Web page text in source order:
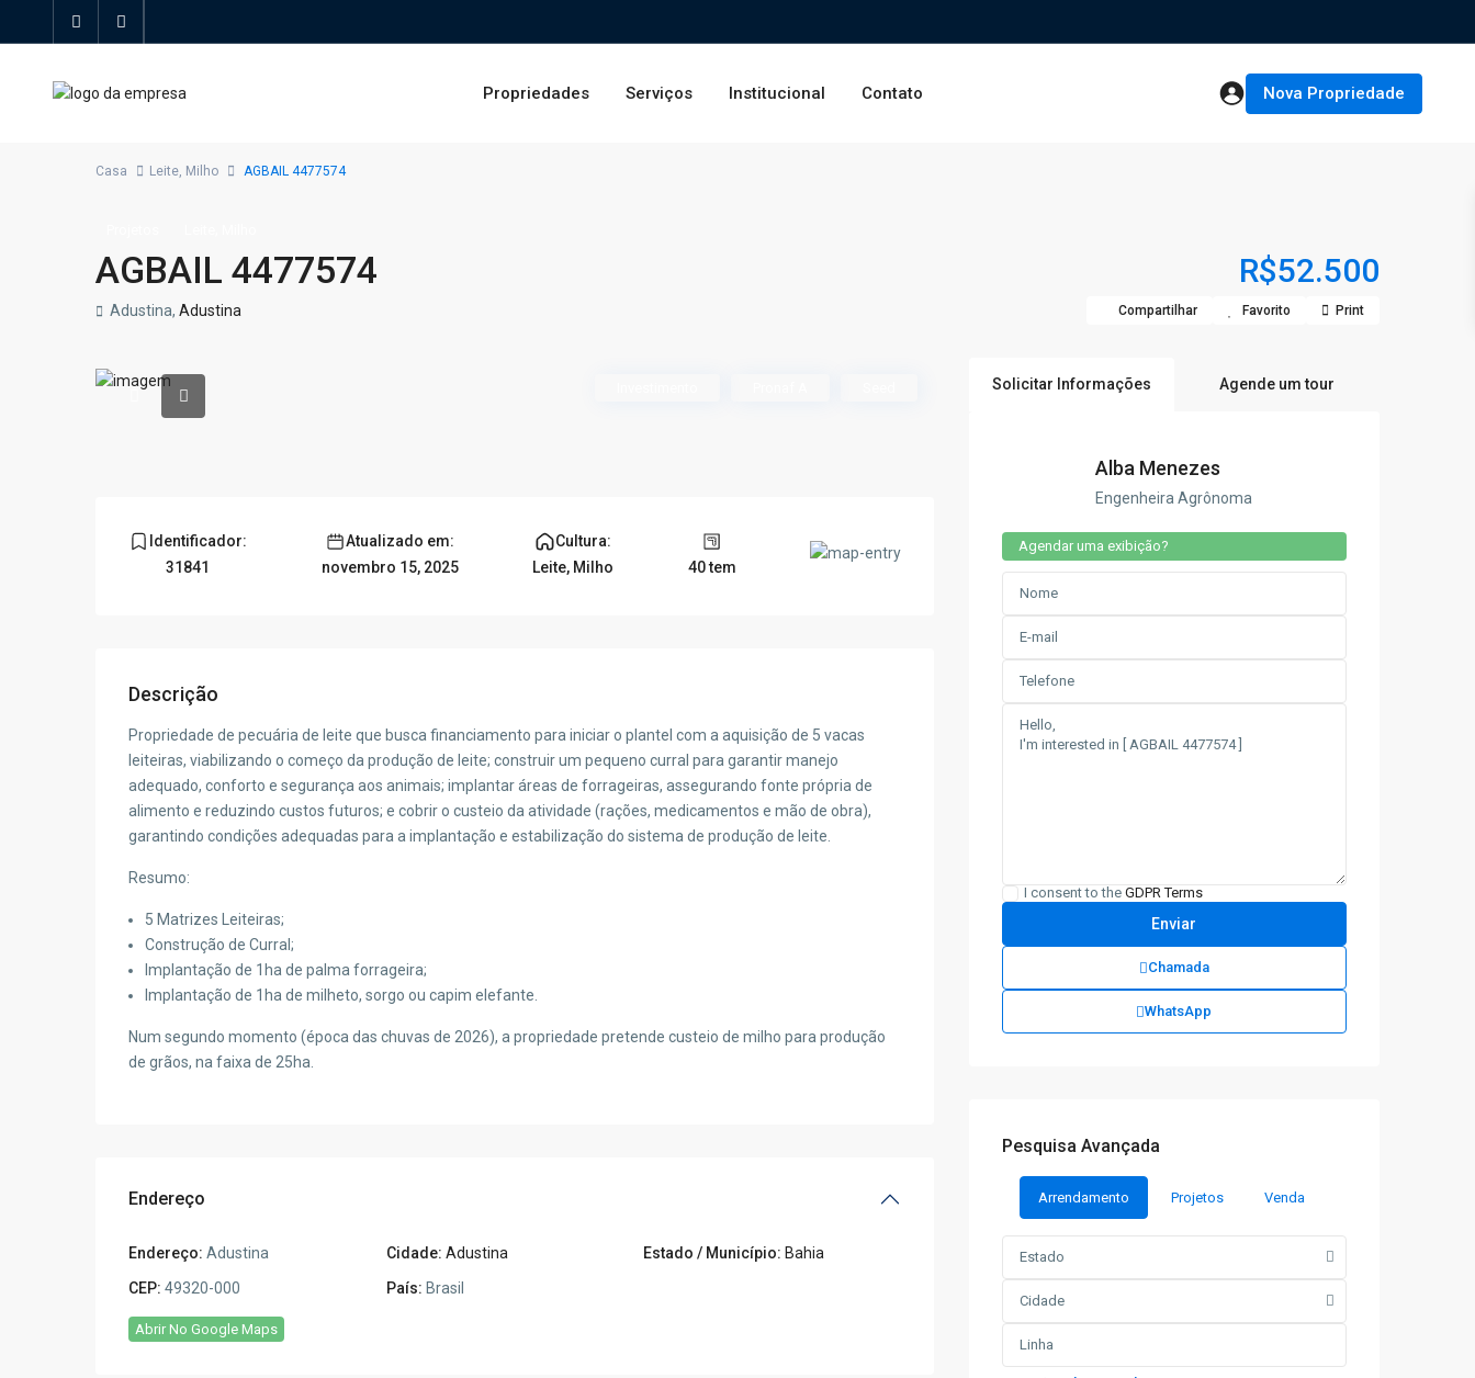
Propriedades Serviços Institucional Contato Nova Propriedade
Casa Leite, Milho AGBAIL 4477574
AGBAIL 4477574 R$52.500
Adustina, Adustina Compartilhar Favorito Print
Identificador:
31841
Atualizado em:
novembro 15, 2025
Cultura:
Leite, Milho 40 tem
Descrição
Propriedade de pecuária de leite que busca financiamento para iniciar o plantel com a aquisição de 5 vacas
leiteiras, viabilizando o começo da produção de leite; construir um pequeno curral para garantir manejo
adequado, conforto e segurança aos animais; implantar áreas de forrageiras, assegurando fonte própria de
alimento e reduzindo custos futuros; e cobrir o custeio da atividade (rações, medicamentos e mão de obra),
garantindo condições adequadas para a implantação e estabilização do sistema de produção de leite.
Resumo:
5 Matrizes Leiteiras;
Construção de Curral;
Implantação de 1ha de palma forrageira;
Implantação de 1ha de milheto, sorgo ou capim elefante.
Num segundo momento (época das chuvas de 2026), a propriedade pretende custeio de milho para produção
de grãos, na faixa de 25ha.
Endereço
Endereço: Adustina Cidade: Adustina Estado / Município: Bahia
CEP: 49320-000 País: Brasil
Abrir No Google Maps
Solicitar Informações Agende um tour
Alba Menezes
Engenheira Agrônoma
Agendar uma exibição?
I consent to the GDPR Terms
Chamada
WhatsApp
Pesquisa Avançada
Arrendamento Projetos Venda
Estado
Cidade